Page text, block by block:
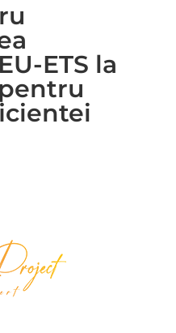
ETS la